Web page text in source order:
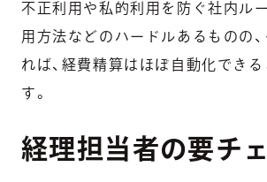
不正利用や私的利用を防ぐ社内ル
用方法などのハードルあるものの
れば、経費精算はほぼ自動化でき
す。
経理担当者の要チ